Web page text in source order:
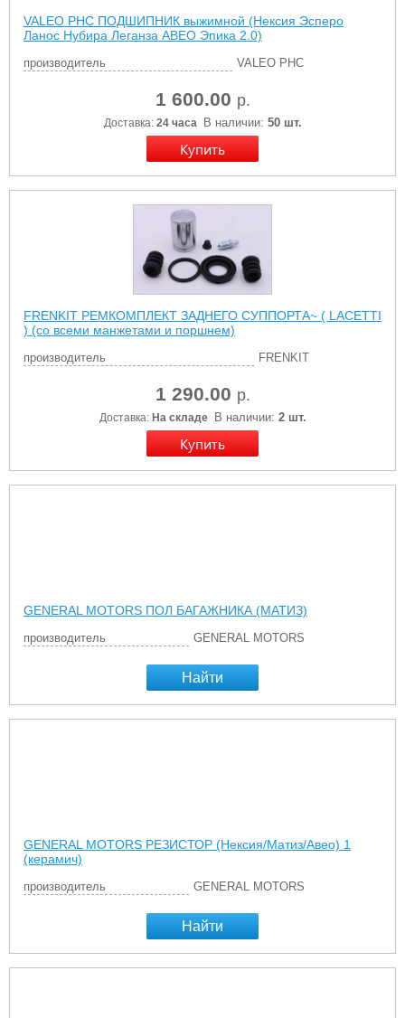
VALEO PHC ПОДШИПНИК выжимной (Нексия Эсперо
Ланос Нубира Леганза АВЕО Эпика 2.0)
производитель VALEO PHC
1 600.00 р.
Доставка: 24 часа В наличии: 50 шт.
FRENKIT РЕМКОМПЛЕКТ ЗАДНЕГО СУППОРТА~ ( LACETTI
) (со всеми манжетами и поршнем)
производитель FRENKIT
1 290.00 р.
Доставка: На складе В наличии: 2 шт.
GENERAL MOTORS ПОЛ БАГАЖНИКА (МАТИЗ)
производитель GENERAL MOTORS
Найти
GENERAL MOTORS РЕЗИСТОР (Нексия/Матиз/Авео) 1
(керамич)
производитель GENERAL MOTORS
Найти